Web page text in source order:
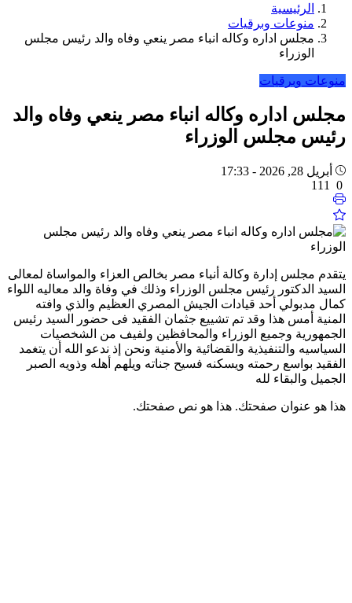
الرئيسية
منوعات وبرقيات
مجلس اداره وكاله انباء مصر ينعي وفاه والد رئيس مجلس
الوزراء
منوعات وبرقيات
مجلس اداره وكاله انباء مصر ينعي وفاه والد
رئيس مجلس الوزراء
أبريل 28, 2026 - 17:33
يتقدم مجلس إدارة وكالة أنباء مصر بخالص العزاء والمواساة لمعالى
السيد الدكتور رئيس مجلس الوزراء وذلك في وفاة والد معاليه اللواء
كمال مدبولي أحد قيادات الجيش المصري العظيم والذي وافته
المنية أمس هذا وقد تم تشييع جثمان الفقيد فى حضور السيد رئيس
الجمهورية وجميع الوزراء والمحافظين ولفيف من الشخصيات
السياسيه والتنفيذية والقضائية والأمنية ونحن إذ ندعو الله أن يتغمد
الفقيد بواسع رحمته ويسكنه فسيح جناته ويلهم أهله وذويه الصبر
الجميل والبقاء لله
هذا هو عنوان صفحتك. هذا هو نص صفحتك.